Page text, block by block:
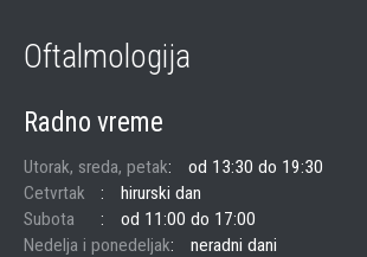
Oftalmologija
Radno vreme
Utorak, sreda, petak
od 13:30 do 19:30
Cetvrtak
hirurski dan
Subota
od 11:00 do 17:00
Nedelja i ponedeljak
neradni dani